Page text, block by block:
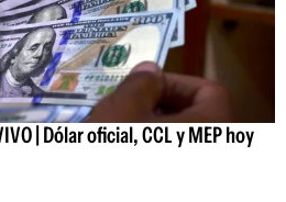
| Dólar oficial, CCL y MEP hoy